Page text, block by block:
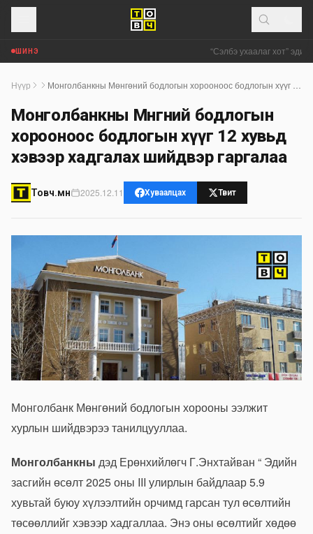
ШИНЭ “Сэлбэ ухаалаг хот”
Нүүр
Монголбанкны Мөнгөний бодлогын
хорооноос бодлогын хүүг 12 хувьд
хэвээр хадгалах шийдвэр гаргалаа
Товч.мн 2025.12.11 Хуваалцах Твит
Монголбанк Мөнгөний бодлогын хорооны ээлжит
хурлын шийдвэрээ танилцууллаа.
Монголбанкны дэд Ерөнхийлөгч Г.Энхтайван “ Эдийн
засгийн өсөлт 2025 оны III улирлын байдлаар 5.9
хувьтай буюу хүлээлтийн орчимд гарсан тул өсөлтийн
төсөөллийг хэвээр хадгаллаа. Энэ оны өсөлтийг хөдөө